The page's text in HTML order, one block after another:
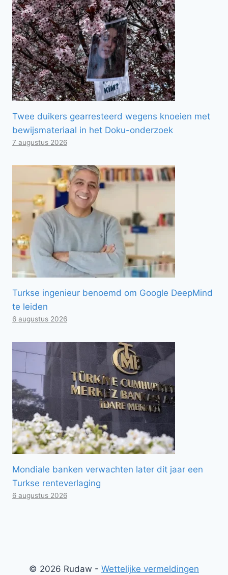
Twee duikers gearresteerd wegens knoeien met
bewijsmateriaal in het Doku-onderzoek
7 augustus 2026
Turkse ingenieur benoemd om Google DeepMind
te leiden
6 augustus 2026
Mondiale banken verwachten later dit jaar een
Turkse renteverlaging
6 augustus 2026
© 2026 Rudaw - Wettelijke vermeldingen